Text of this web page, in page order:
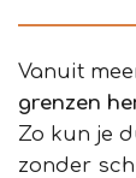
Vanuit
grenzen
Zo kun je
zonder